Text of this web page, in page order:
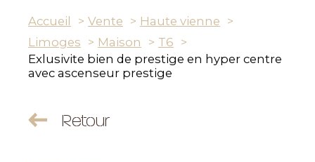
Accueil Vente
Haute vienne
Limoges
Maison
T6
Exlusivite bien de prestige en hyper centre
avec ascenseur prestige
Retour